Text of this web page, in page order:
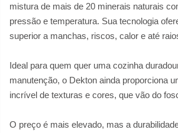
mistura de mais de 20 minerais naturais
pressão e temperatura. Sua tecnologia
superior a manchas, riscos, calor e até
Ideal para quem quer uma cozinha
manutenção, o Dekton ainda proporciona
incrível de texturas e cores, que vão do
O preço é mais elevado, mas a